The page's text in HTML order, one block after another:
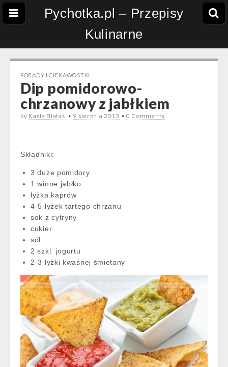
Pychotka.pl – Przepisy
Kulinarne
PORADY I CIEKAWOSTKI
Dip pomidorowo-
chrzanowy z jabłkiem
by Kasia Białaś • 9 sierpnia 2013 • 0 Comments
Składniki:
3 duże pomidory
1 winne jabłko
łyżka kaprów
4-5 łyżek tartego chrzanu
sok z cytryny
cukier
sól
2 szkl. jogurtu
2-3 łyżki kwaśnej śmietany